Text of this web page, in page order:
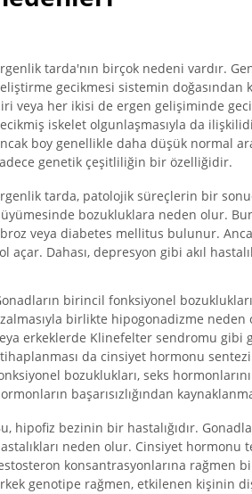
tarda'nın birçok nedeni vardır.
gecikmesi sistemin doğasından
veya her ikisi de ergen gelişiminde
iskelet olgunlaşmasıyla da
boy genellikle daha düşük normal
genetik çeşitliliğin bir özelliğidir.
tarda, patolojik süreçlerin bir
bozukluklara neden olur.
veya diabetes mellitus bulunur.
açar. Dahası, depresyon gibi akıl
birincil fonksiyonel
birlikte hipogonadizme
erkeklerde Klinefelter sendromu gibi
da cinsiyet hormonu
bozuklukları, seks
başarısızlığından
hipofiz bezinin bir hastalığıdır.
neden olur. Cinsiyet
konsantrasyonlarına rağmen
genotipe rağmen, etkilenen kişinin